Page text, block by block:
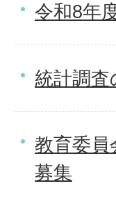
令和8年
統計調
教育委員
募集